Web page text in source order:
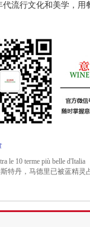
流行文化和美学，用
le 10 terme più belle d'Italia
特丹，马德里已被蓝精灵